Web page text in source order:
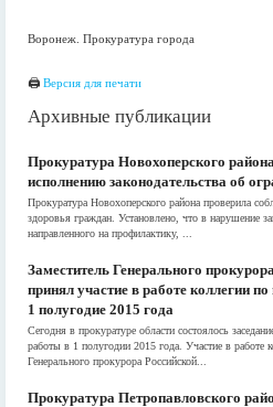
Воронеж. Прокуратура города
🖨 Версия для печати
Архивные публикации
Прокуратура Новохоперского
исполнению законодательства об
Прокуратура Новохоперского района проверила
здоровья граждан. Установлено, что в нарушение
направленного на профилактику, ...
Заместитель Генерального
принял участие в работе коллегии
1 полугодие 2015 года
Сегодня в прокуратуре области состоялось
работы в 1 полугодии 2015 года. Участие в работе
Генерального прокурора Российской...
Прокуратура Петропавловского